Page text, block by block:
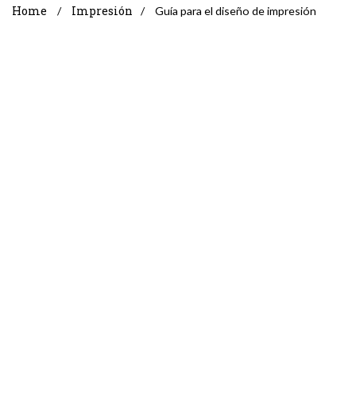
Home / Impresión / Guía para el diseño de impresión